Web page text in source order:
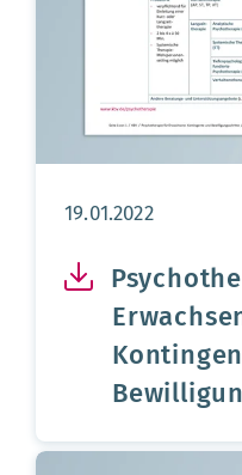
19.01.2022